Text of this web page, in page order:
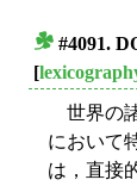
#4091.
[
世界の
において
は，直接